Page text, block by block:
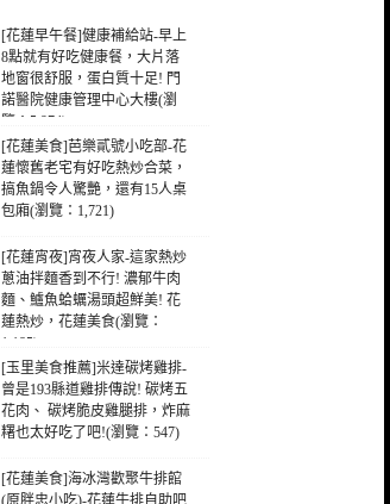
[花蓮早午餐]健康補給站-早上
8點就有好吃健康餐，大片落
地窗很舒服，蛋白質十足! 門
諾醫院健康管理中心大樓(瀏
覽：5,974)
[花蓮美食]芭樂貳號小吃部-花
蓮懷舊老宅有好吃熱炒合菜，
搞魚鍋令人驚艷，還有15人桌
包廂(瀏覽：1,721)
[花蓮宵夜]宵夜人家-這家熱炒
蔥油拌麵香到不行! 濃郁牛肉
麵、鱸魚蛤蠣湯頭超鮮美! 花
蓮熱炒，花蓮美食(瀏覽：
1,185)
[玉里美食推薦]米達碳烤雞排-
曾是193縣道雞排傳說! 碳烤五
花肉、 碳烤脆皮雞腿排，炸麻
糬也太好吃了吧!(瀏覽：547)
[花蓮美食]海冰灣歡聚牛排館
(原胖忠小吃)-花蓮牛排自助吧